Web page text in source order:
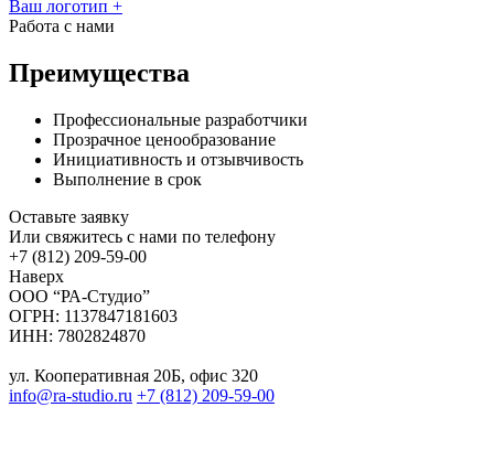
Ваш логотип +
Работа с нами
Преимущества
Профессиональные разработчики
Прозрачное ценообразование
Инициативность и отзывчивость
Выполнение в срок
Оставьте заявку
Или свяжитесь с нами по телефону
+7 (812) 209-59-00
Наверх
ООО “РА-Студио”
ОГРН: 1137847181603
ИНН: 7802824870
ул. Кооперативная 20Б, офис 320
info@ra-studio.ru +7 (812) 209-59-00